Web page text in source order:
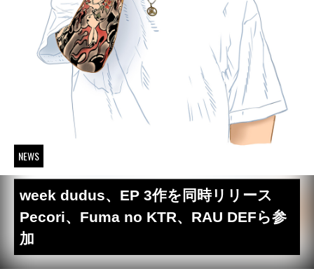
NEWS
week dudus、EP 3作を同時リリース
Pecori、Fuma no KTR、RAU DEFら参
加